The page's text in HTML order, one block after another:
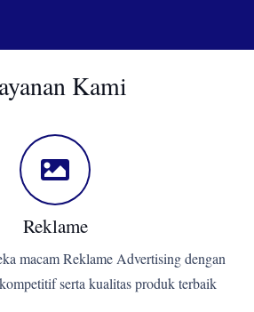
Kami
Reklame
macam Reklame Advertising dengan
serta kualitas produk terbaik